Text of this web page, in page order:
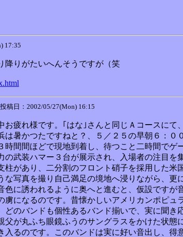
17:35
りがたいへんそうですが（笑
投稿日：2002/05/27(Mon) 16:15
疲れ様です。｢はな｣さんと同じＡコースに
暑かつたですねと？、５／２５の早朝６：
間間ほどで現地到着し、待つこと二時間でゲ
武装ハマー３台が展示され、入場者の注目
があり、二分割のフロント硝子を採用した
写真を撮り自己満足の境地へ浸りながら、
に誘われるように奥へと進むと、仮設ですが
になるのです。昔懐かしいアメリカンポピ
のバンドも個性あるバンド揃いで、実に聞
が丸ふち眼鏡ふうのサングラスをかけた状
るのです。このバンドは実に好い音出し、